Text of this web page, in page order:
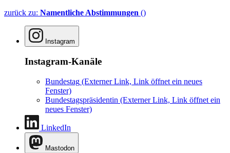
zurück zu: Namentliche Abstimmungen ()
Instagram
Instagram-Kanäle
Bundestag (Externer Link, Link öffnet ein neues
Fenster)
Bundestagspräsidentin (Externer Link, Link öffnet ein
neues Fenster)
LinkedIn
Mastodon